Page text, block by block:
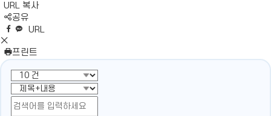
URL 복사
공유
N
영
역
펼
치
기
네
이
버
밴
엑
스
공
유
페
스
북
공
유
카
오
톡
공
유
URL
S
N
S
영
역
닫
기
프린트